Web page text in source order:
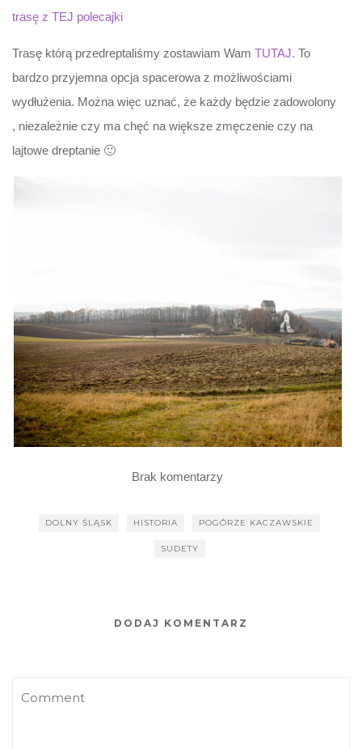
trasę z TEJ polecajki
Trasę którą przedreptaliśmy zostawiam Wam TUTAJ. To
bardzo przyjemna opcja spacerowa z możliwościami
wydłużenia. Można więc uznać, że każdy będzie zadowolony
, niezależnie czy ma chęć na większe zmęczenie czy na
lajtowe dreptanie 🙂
Brak komentarzy
DOLNY ŚLĄSK HISTORIA POGÓRZE KACZAWSKIE
SUDETY
DODAJ KOMENTARZ